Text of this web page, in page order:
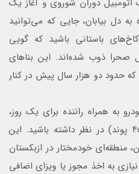
دل بیابان، جایی که می‌توانید
باستانی باشید که گویی
ذوب شده‌اند. این بناهای
که حدود دو هزار سال پیش در کنار
به همراه راننده برای یک روز،
بودجه‌ای حدود ۶۰ دلار آمریکا (۴۵ پوند) در نظر داشته باشید. این
منطقه‌ای خودمختار در ازبکستان
نیازی به اخذ مجوز یا ویزای اضافی